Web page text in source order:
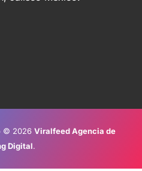
© 2026 Viralfeed Agencia de
Digital.